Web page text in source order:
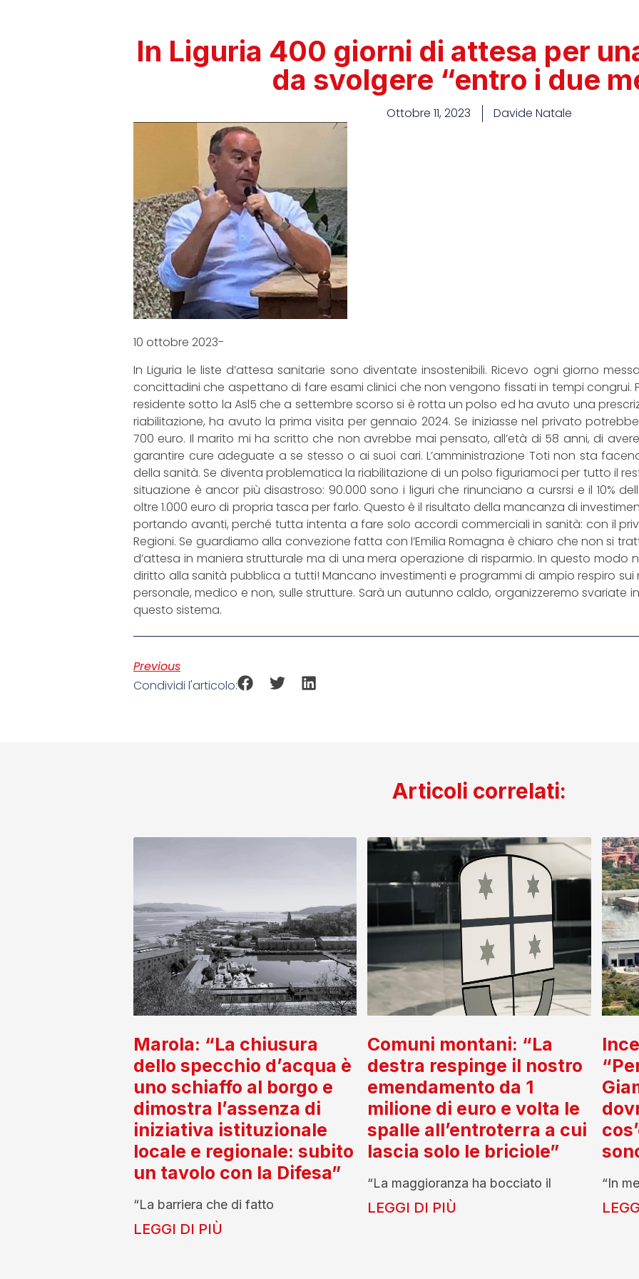
In Liguria 400 giorni di attesa per
da svolgere “entro i due
Ottobre 11, 2023 Davide Natale
10 ottobre 2023-
In Liguria le liste d’attesa sanitarie sono diventate insostenibili. Ricevo ogni giorno
concittadini che aspettano di fare esami clinici che non vengono fissati in tempi congrui.
residente sotto la Asl5 che a settembre scorso si è rotta un polso ed ha avuto una
riabilitazione, ha avuto la prima visita per gennaio 2024. Se iniziasse nel privato
700 euro. Il marito mi ha scritto che non avrebbe mai pensato, all’età di 58 anni, di
garantire cure adeguate a se stesso o ai suoi cari. L’amministrazione Toti non sta
della sanità. Se diventa problematica la riabilitazione di un polso figuriamoci per tutto il
situazione è ancor più disastroso: 90.000 sono i liguri che rinunciano a cursrsi e il 10%
oltre 1.000 euro di propria tasca per farlo. Questo è il risultato della mancanza di
portando avanti, perché tutta intenta a fare solo accordi commerciali in sanità: con il
Regioni. Se guardiamo alla convezione fatta con l’Emilia Romagna è chiaro che non si
d’attesa in maniera strutturale ma di una mera operazione di risparmio. In questo modo
diritto alla sanità pubblica a tutti! Mancano investimenti e programmi di ampio respiro sui
personale, medico e non, sulle strutture. Sarà un autunno caldo, organizzeremo svariate
questo sistema.
Previous
Condividi l'articolo:
Articoli correlati:
Marola: “La chiusura
dello specchio d’acqua è
uno schiaffo al borgo e
dimostra l’assenza di
iniziativa istituzionale
locale e regionale: subito
un tavolo con la Difesa”
“La barriera che di fatto
LEGGI DI PIÙ
Comuni montani: “La
destra respinge il nostro
emendamento da 1
milione di euro e volta le
spalle all’entroterra a cui
lascia solo le briciole”
“La maggioranza ha bocciato il
LEGGI DI PIÙ
“In